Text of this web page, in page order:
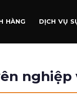
HÀNG DỊCH VỤ
nghiệp